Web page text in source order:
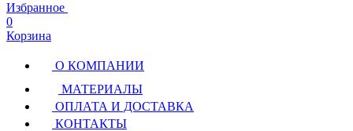
Избранное
0
Корзина
О КОМПАНИИ
МАТЕРИАЛЫ
ОПЛАТА И ДОСТАВКА
КОНТАКТЫ